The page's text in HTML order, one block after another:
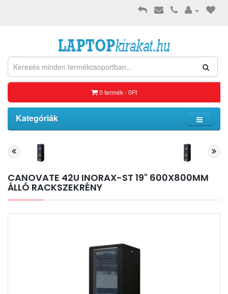
0 termék - 0Ft
Kategóriák
CANOVATE 42U INORAX-ST 19" 600X800MM
ÁLLÓ RACKSZEKRÉNY